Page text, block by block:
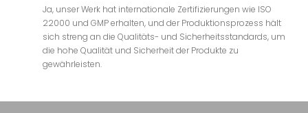
Ja, unser Werk hat internationale Zertifizierungen wie ISO
22000 und GMP erhalten, und der Produktionsprozess hält
sich streng an die Qualitäts- und Sicherheitsstandards, um
die hohe Qualität und Sicherheit der Produkte zu
gewährleisten.